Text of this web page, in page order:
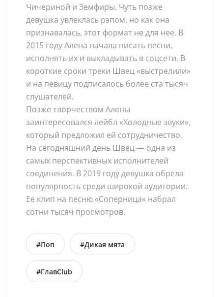
Чичериной и Земфиры. Чуть позже
девушка увлеклась рэпом, но как она
признавалась, этот формат не для нее. В
2015 году Алена начала писать песни,
исполнять их и выкладывать в соцсети. В
короткие сроки треки Швец «выстрелили»
и на певицу подписалось более ста тысяч
слушателей.
Позже творчеством Алены
заинтересовался лейбл «Холодные звуки»,
который предложил ей сотрудничество.
На сегодняшний день Швец — одна из
самых перспективных исполнителей
соединения. В 2019 году девушка обрела
популярность среди широкой аудитории.
Ее клип на песню «Соперница» набрал
сотни тысяч просмотров.
#Поп #Дикая мята
#ГлавClub